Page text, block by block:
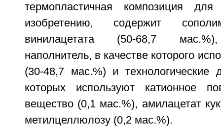
термопластичная композиция для
изобретению, содержит
винилацетата (50-68,7
наполнитель, в качестве которого
(30-48,7 мас.%) и технологические
которых используют катионное
вещество (0,1 мас.%), амилацетат
метилцеллюлозу (0,2 мас.%).